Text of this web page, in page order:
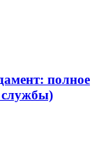
полное
службы)